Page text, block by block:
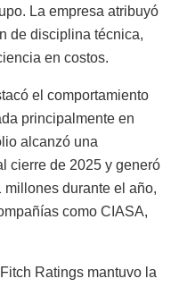
La empresa atribuyó
de disciplina técnica,
en costos.
el comportamiento
principalmente en
alcanzó una
cierre de 2025 y generó
durante el año,
como CIASA,
Ratings mantuvo la